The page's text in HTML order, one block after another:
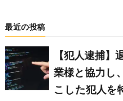
最近の投稿
【犯人逮捕】
業様と協力し
こした犯人を